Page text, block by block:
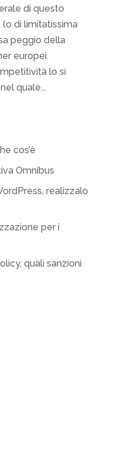
di questo
di limitatissima
peggio della
europei.
lo si
quale...
cos’è
Omnibus
realizzalo
per i
quali sanzioni